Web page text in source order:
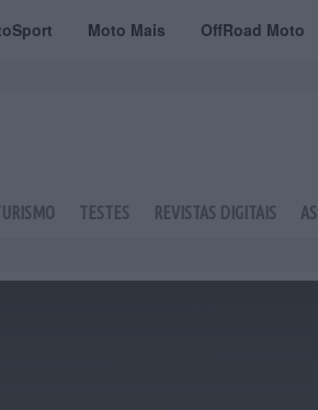
Moto Mais OffRoad Moto
TESTES REVISTAS DIGITAIS